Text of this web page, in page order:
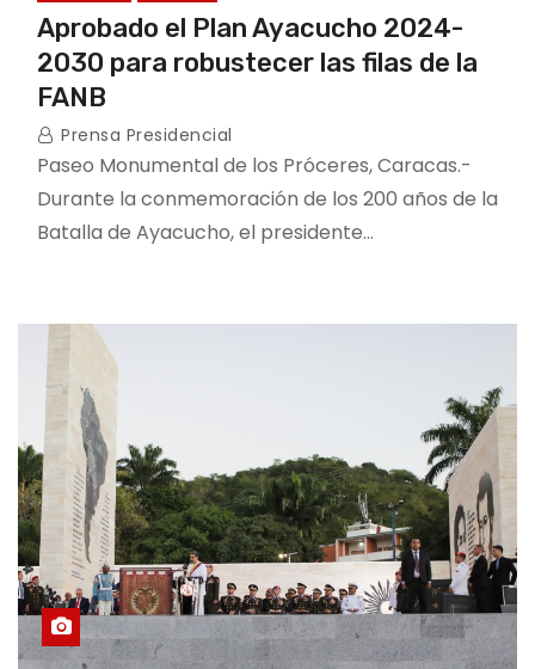
Aprobado el Plan Ayacucho 2024-
2030 para robustecer las filas de la
FANB
Prensa Presidencial
Paseo Monumental de los Próceres, Caracas.-
Durante la conmemoración de los 200 años de la
Batalla de Ayacucho, el presidente…